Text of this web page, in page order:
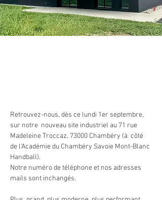
Retrouvez-nous, dès ce lundi 1er septembre,
sur notre  nouveau site industriel au 71 rue
Madeleine Troccaz, 73000 Chambéry (à  côté
de l'Académie du Chambéry Savoie Mont-Blanc
Handball).
Notre numéro de téléphone et nos adresses
mails sont inchangés.